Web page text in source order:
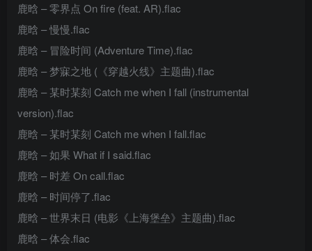
鹿晗 – 零界点 On fire (feat. AR).flac
鹿晗 – 慢慢.flac
鹿晗 – 冒险时间 (Adventure Time).flac
鹿晗 – 梦寐之地 (《穿越火线》主题曲).flac
鹿晗 – 某时某刻 Catch me when I fall (instrumental
version).flac
鹿晗 – 某时某刻 Catch me when I fall.flac
鹿晗 – 如果 What if I said.flac
鹿晗 – 时差 On call.flac
鹿晗 – 时间停了.flac
鹿晗 – 世界末日 (电影《上海堡垒》主题曲).flac
鹿晗 – 体会.flac